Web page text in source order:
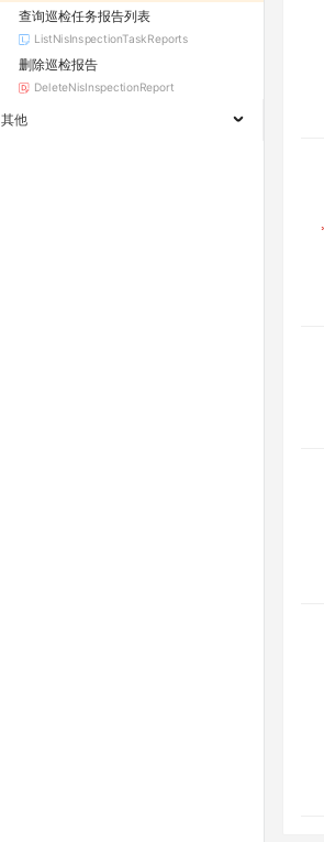
查询巡检任务报告列表
ListNisInspectionTaskReports
删除巡检报告
DeleteNisInspectionReport
其他